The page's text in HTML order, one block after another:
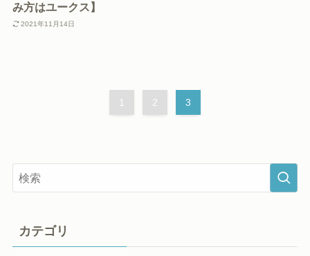
み方はユークス】
2021年11月14日
1 2 3
カテゴリ